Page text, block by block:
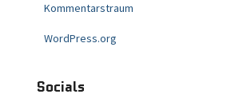
Kommentarstraum
WordPress.org
Socials